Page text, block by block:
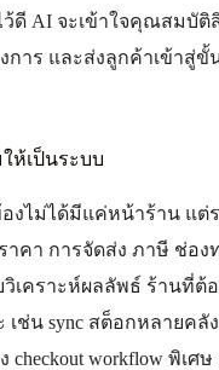
ว้ดี AI จะเข้าใจคุณสมบัติ
การ และส่งลูกค้าเข้าสู่ขั้
ห้เป็นระบบ
องไม่ได้มีแค่หน้าร้าน แต่
าคา การจัดส่ง ภาษี ช่อง
วิเคราะห์ผลลัพธ์ ร้านที่ต้
เช่น sync สต็อกหลายคลั
checkout workflow พิเศ